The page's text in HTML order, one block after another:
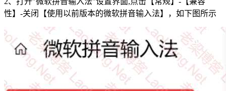
性】-关闭【使用以前版本的微软拼音输入法】，如下图所示